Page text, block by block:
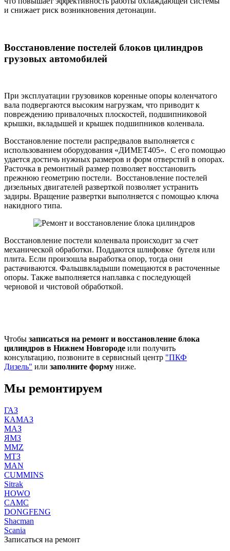
и снижает риск возникновения детонации.
Восстановление постелей блоков цилиндров
грузовых автомобилей
При эксплуатации грузовиков коренные опоры коленчатого
вала подвергаются высоким нагрузкам, что приводит к
повреждению привалочных плоскостей, подшипниковой
крышки, вкладышей и крышек подшипников коленвала.
Восстановление постели распредвалов выполняется с
использованием оборудования «ДИМЕТ405». С его помощью
удается достичь нужных размеров и форм отверстий в опорах.
Расточка в ремонтный размер позволяет восстановить
прежнюю геометрию постели. Восстановление постелей
дизельных двигателей разверткой позволяет устранить
задиры. Вращение развертки выполняется с помощью ключа
накидного типа.
Восстановление постели коленвала происходит за счет
механической обработки. Поддаются шлифовке бугеля или
плита. Если произошла выработка опор, тогда они
растачиваются. Фальшвкладыши помещаются в расточенные
опоры. Также выполняется наплавка с последующей
черновой и чистовой обработкой.
Чтобы записаться на ремонт и восстановление блока
цилиндров в Нижнем Новгороде или получить
консультацию, позвоните в сервисный центр "ПКФ
Дизель" или заполните форму ниже.
Мы ремонтируем
ГАЗ
КАМАЗ
МАЗ
ЯМЗ
MMZ
МТЗ
MAN
CUMMINS
Sitrak
HOWO
CAMC
DONGFENG
Shacman
Scania
Записаться на ремонт